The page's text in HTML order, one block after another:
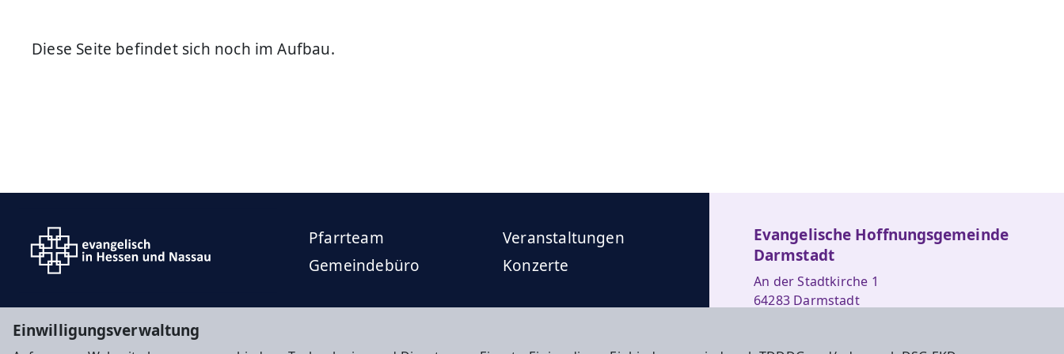
Einwilligungsverwaltung
Diese Seite befindet sich noch im Aufbau.
Pfarrteam
Gemeindebüro
Veranstaltungen
Konzerte
Evangelische Hoffnungsgemeinde
Darmstadt
An der Stadtkirche 1
64283 Darmstadt